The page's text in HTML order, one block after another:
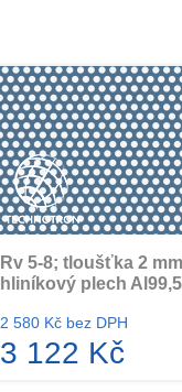
Rv 5-8; tloušťka 2
hliníkový plech
2 580 Kč bez DPH
3 122 Kč